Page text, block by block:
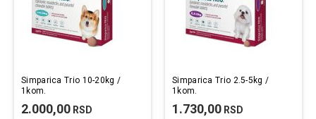
Simparica Trio 10-20kg /
1kom.
2.000,00 RSD
Simparica Trio 2.5-5kg /
1kom.
1.730,00 RSD